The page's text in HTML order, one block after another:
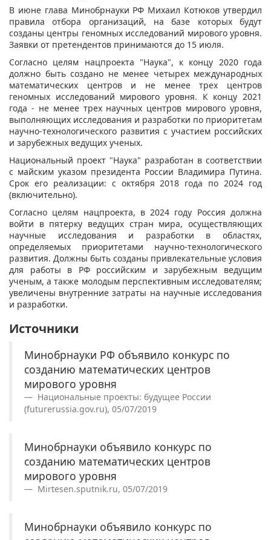
В июне глава Минобрнауки РФ Михаил Котюков утвердил
правила отбора организаций, на базе которых будут
созданы центры геномных исследований мирового уровня.
Заявки от претендентов принимаются до 15 июля.
Согласно целям нацпроекта "Наука", к концу 2020 года
должно быть создано не менее четырех международных
математических центров и не менее трех центров
геномных исследований мирового уровня. К концу 2021
года - не менее трех научных центров мирового уровня,
выполняющих исследования и разработки по приоритетам
научно-технологического развития с участием российских
и зарубежных ведущих ученых.
Национальный проект "Наука" разработан в соответствии
с майским указом президента России Владимира Путина.
Срок его реализации: с октября 2018 года по 2024 год
(включительно).
Согласно целям нацпроекта, в 2024 году Россия должна
войти в пятерку ведущих стран мира, осуществляющих
научные исследования и разработки в областях,
определяемых приоритетами научно-технологического
развития. Должны быть созданы привлекательные условия
для работы в РФ российским и зарубежным ведущим
ученым, а также молодым перспективным исследователям;
увеличены внутренние затраты на научные исследования
и разработки.
Источники
Минобрнауки РФ объявило конкурс по
созданию математических центров
мирового уровня
Национальные проекты: будущее России
(futurerussia.gov.ru), 05/07/2019
Минобрнауки объявило конкурс по
созданию математических центров
мирового уровня
Mirtesen.sputnik.ru, 05/07/2019
Минобрнауки объявило конкурс по